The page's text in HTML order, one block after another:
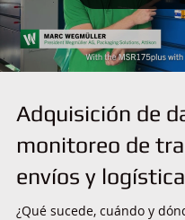
Adquisición de
monitoreo de
envíos y
¿Qué sucede, cuándo y